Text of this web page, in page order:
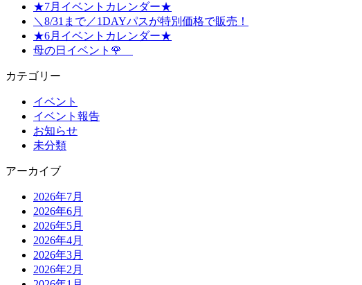
★7月イベントカレンダー★
＼8/31まで／1DAYパスが特別価格で販売！
★6月イベントカレンダー★
母の日イベント🌹
カテゴリー
イベント
イベント報告
お知らせ
未分類
アーカイブ
2026年7月
2026年6月
2026年5月
2026年4月
2026年3月
2026年2月